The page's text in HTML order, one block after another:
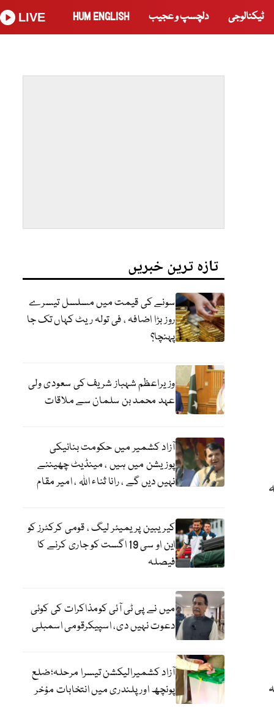
ٹیکنالوجی دلچسپ و عجیب HUM ENGLISH
LIVE
تازہ ترین خبریں
سونے کی قیمت میں مسلسل تیسرے
روز بڑا اضافہ ، فی تولہ ریٹ کہاں تک جا
پہنچا؟
وزیراعظم شہباز شریف کی سعودی ولی
عہد محمد بن سلمان سے ملاقات
آزاد کشمیر میں حکومت بنانیکی
پوزیشن میں ہیں ، مینڈیٹ چھیننے
نہیں دیں گے ، رانا ثناء اللہ ، امیر مقام
کیریبین پریمیئر لیگ ، قومی کرکٹرز کو
این او سی 19 اگست کو جاری کرنے کا
فیصلہ
میں نے پی ٹی آئی کومذاکرات کی کوئی
دعوت نہیں دی، اسپیکرقومی اسمبلی
آزاد کشمیرالیکشن تیسرا مرحلہ؛ضلع
پونچھ اور پلندری میں انتخابات مؤخر